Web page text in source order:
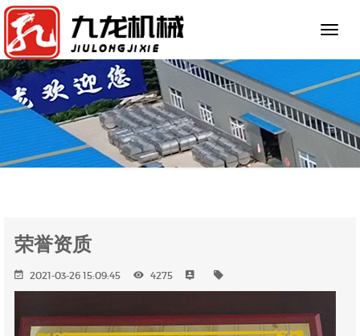
荣誉资质
2021-03-26 15:09:45 4275